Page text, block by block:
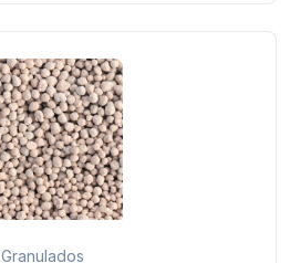
Granulados